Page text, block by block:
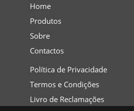
Home
Produtos
Sobre
Contactos
Política de Privacidade
Termos e Condições
Livro de Reclamações